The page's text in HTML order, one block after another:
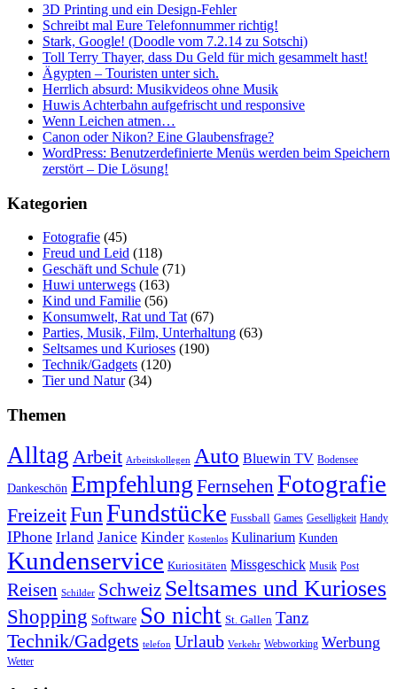
3D Printing und ein Design-Fehler
Schreibt mal Eure Telefonnummer richtig!
Stark, Google! (Doodle vom 7.2.14 zu Sotschi)
Toll Terry Thayer, dass Du Geld für mich gesammelt hast!
Ägypten – Touristen unter sich.
Herrlich absurd: Musikvideos ohne Musik
Huwis Achterbahn aufgefrischt und responsive
Wenn Leichen atmen…
Canon oder Nikon? Eine Glaubensfrage?
WordPress: Benutzerdefinierte Menüs werden beim Speichern
zerstört – Die Lösung!
Kategorien
Fotografie (45)
Freud und Leid (118)
Geschäft und Schule (71)
Huwi unterwegs (163)
Kind und Familie (56)
Konsumwelt, Rat und Tat (67)
Parties, Musik, Film, Unterhaltung (63)
Seltsames und Kurioses (190)
Technik/Gadgets (120)
Tier und Natur(34)
Themen
Alltag Arbeit Arbeitskollegen Auto Bluewin TV Bodensee
Dankeschön Empfehlung Fernsehen Fotografie
FreizeitFunFundstücke Fussball Games Geselligkeit Handy
IPhone Irland Janice Kinder Kostenlos Kulinarium Kunden
Kundenservice Kuriositäten Missgeschick Musik Post
Reisen Schilder Schweiz Seltsames und Kurioses
Shopping Software So nicht St. Gallen Tanz
Technik/Gadgets telefon Urlaub Verkehr Webworking Werbung
Wetter